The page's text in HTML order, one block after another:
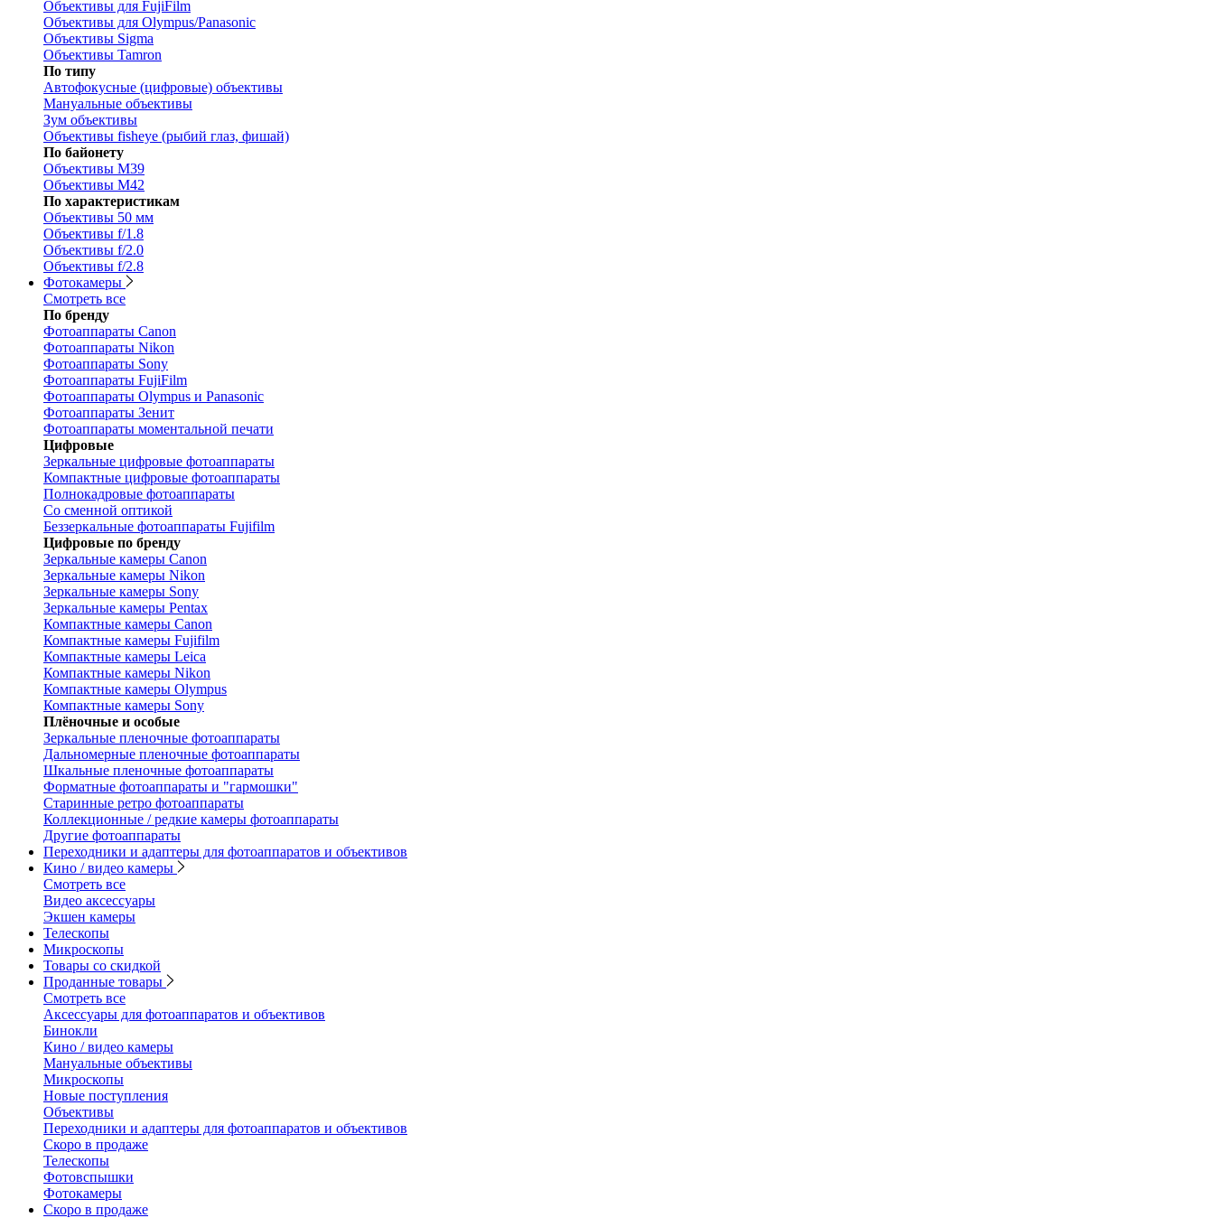
Объективы для FujiFilm
Объективы для Olympus/Panasonic
Объективы Sigma
Объективы Tamron
По типу
Автофокусные (цифровые) объективы
Мануальные объективы
Зум объективы
Объективы fisheye (рыбий глаз, фишай)
По байонету
Объективы M39
Объективы M42
По характеристикам
Объективы 50 мм
Объективы f/1.8
Объективы f/2.0
Объективы f/2.8
Фотокамеры
Смотреть все
По бренду
Фотоаппараты Canon
Фотоаппараты Nikon
Фотоаппараты Sony
Фотоаппараты FujiFilm
Фотоаппараты Olympus и Panasonic
Фотоаппараты Зенит
Фотоаппараты моментальной печати
Цифровые
Зеркальные цифровые фотоаппараты
Компактные цифровые фотоаппараты
Полнокадровые фотоаппараты
Со сменной оптикой
Беззеркальные фотоаппараты Fujifilm
Цифровые по бренду
Зеркальные камеры Canon
Зеркальные камеры Nikon
Зеркальные камеры Sony
Зеркальные камеры Pentax
Компактные камеры Canon
Компактные камеры Fujifilm
Компактные камеры Leica
Компактные камеры Nikon
Компактные камеры Olympus
Компактные камеры Sony
Плёночные и особые
Зеркальные пленочные фотоаппараты
Дальномерные пленочные фотоаппараты
Шкальные пленочные фотоаппараты
Форматные фотоаппараты и "гармошки"
Старинные ретро фотоаппараты
Коллекционные / редкие камеры фотоаппараты
Другие фотоаппараты
Переходники и адаптеры для фотоаппаратов и объективов
Кино / видео камеры
Смотреть все
Видео аксессуары
Экшен камеры
Телескопы
Микроскопы
Товары со скидкой
Проданные товары
Смотреть все
Аксессуары для фотоаппаратов и объективов
Бинокли
Кино / видео камеры
Мануальные объективы
Микроскопы
Новые поступления
Объективы
Переходники и адаптеры для фотоаппаратов и объективов
Скоро в продаже
Телескопы
Фотовспышки
Фотокамеры
Скоро в продаже